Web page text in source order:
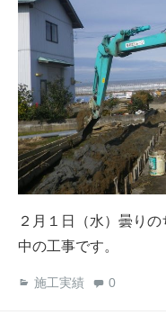
２月１日（水）曇り
中の工事です。
施工実績 0